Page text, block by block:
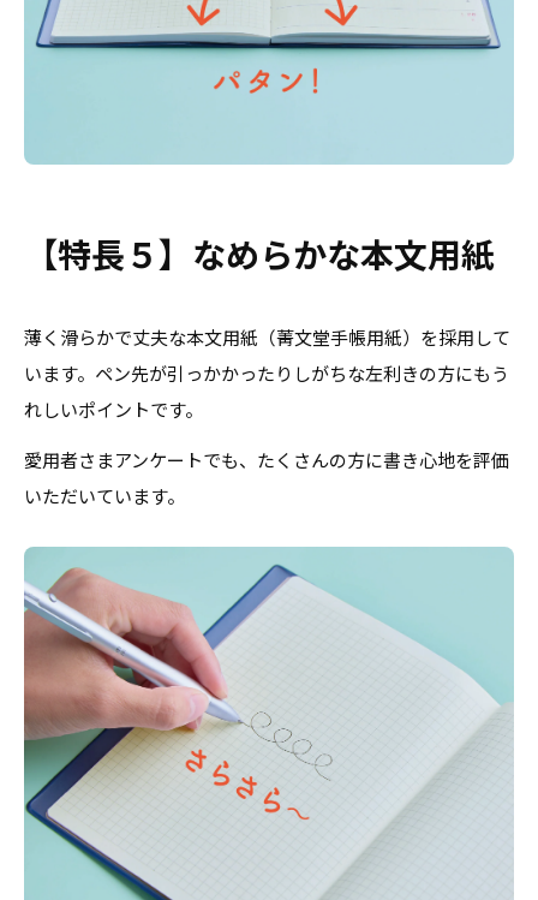
【特長５】なめらかな本文用紙
薄く滑らかで丈夫な本文用紙（菁文堂手帳用紙）を採用して
います。ペン先が引っかかったりしがちな左利きの方にもう
れしいポイントです。
愛用者さまアンケートでも、たくさんの方に書き心地を評価
いただいています。